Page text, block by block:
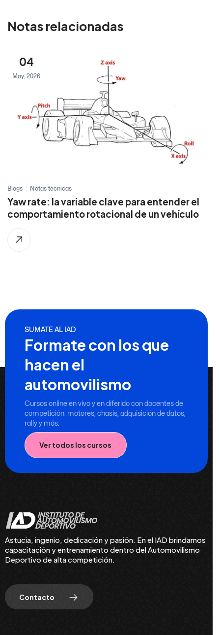
Notas relacionadas
04
May, 2026
Blogs Notas técnicas
Yaw rate: la variable clave para entender el
comportamiento rotacional de un vehículo
SUMATE AL IAD
Formate con los que
hacen el
automovilismo
Cursos online en vivo y en diferido con docentes de
competición: motores, chasis, adquisición de datos,
rally y más.
Ver todos los cursos
Astucia, ingenio, dedicación y pasión. En el IAD brindamos
capacitación y entrenamiento dentro del Automovilismo
Deportivo de alta competición.
Contacto